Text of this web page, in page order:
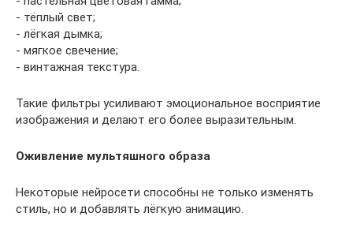
- тёплый свет;
- лёгкая дымка;
- мягкое свечение;
- винтажная текстура.
Такие фильтры усиливают эмоциональное восприятие
изображения и делают его более выразительным.
Оживление мультяшного образа
Некоторые нейросети способны не только изменять
стиль, но и добавлять лёгкую анимацию.